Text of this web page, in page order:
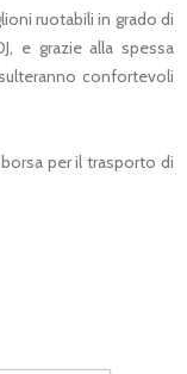
ruotabili in grado di
e grazie alla spessa
confortevoli
per il trasporto di